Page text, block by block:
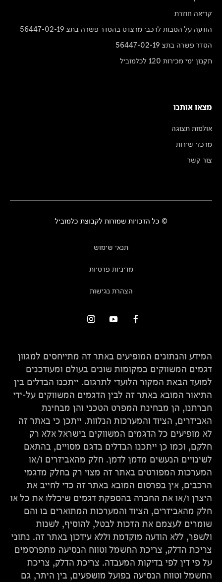
קריאה חוזרת
הודעה על הטבות לרכבי מרצדס בהסדר פשרה בתצ 56447-02-19
הסדר פשרה בתצ 56447-02-19
תקנון ימי מכירות 120 לכלמוביל
מצאו אותנו
אולמות תצוגה
מרכזי שירות
צור קשר
© כל הזכויות שמורות לקבוצת כלמוביל
תנאי שימוש
מדיניות פרטיות
הצהרת נגישות
המידע והנתונים המופיעים באתר זה מתייחסים למגוון
דגמים המשווקים במקומות שונים בעולם ומעודכנים
למועד הבאת המקור הלועדי לתרגום. ייתכנו הבדלים בין
התיאור המובא באתר זה לבין הדגמים המשווקים על-ידי
חברתנו, הן מבחינת המפרט הטכני והן מבחינת
האביזרים, הציוד והמערכות הנלוות. ייתכן כי באתר זה
לא מופיעים כל הדגמים המשווקים בישראל אלא רק
חלקם, וכמו כן ייתכנו הבדלים בדגם מסויים, בהתאם
לשינויים הנעשים מדמן לדמן. חלק מהאביזרים ו/או
המערכות המפורטים באתר זה מצוי רק בחלק מדגמי
הרכבים, אין בפרסום המובא באתר זה כדי לחייב את
היצרן ו/או את החברה בהספקת דגמים שיכללו את כל או
חלק מהאביזרים, הציוד והמערכות המתוארים בו והם
שומרים לעצמם את הזכות לבטל, להוסיף, לשנות
ולשפר, ללא הודעה מוקדמת וללא עידכון באתר זה. נתוני
צריכת הדלק, צריכת החשמל וטווח הנסיעה מתפרסמים
על פי דין לפי בדיקות המעבדה. צריכת הדלק, צריכת
החשמל וטווח הנסיעה בפועל מושפעים, בין היתר, גם